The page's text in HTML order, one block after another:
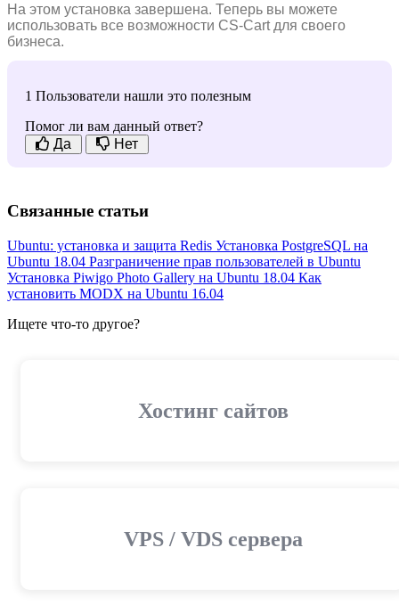
На этом установка завершена. Теперь вы можете
использовать все возможности CS-Cart для своего
бизнеса.
1 Пользователи нашли это полезным
Помог ли вам данный ответ?
Да
Нет
Связанные статьи
Ubuntu: установка и защита Redis Установка PostgreSQL на
Ubuntu 18.04 Разграничение прав пользователей в Ubuntu
Установка Piwigo Photo Gallery на Ubuntu 18.04 Как
установить MODX на Ubuntu 16.04
Ищете что-то другое?
Хостинг сайтов
VPS / VDS сервера